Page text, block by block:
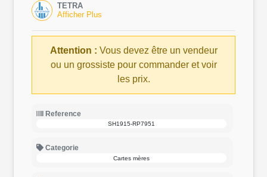
TETRA
Afficher Plus
Attention : Vous devez être un vendeur
ou un grossiste pour commander et voir
les prix.
Reference
SH1915-RP7951
Categorie
Cartes mères